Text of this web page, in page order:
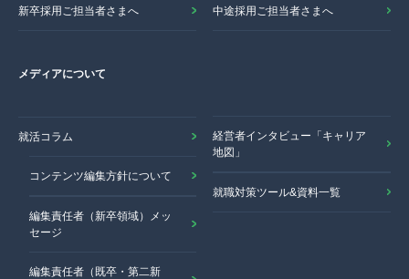
新卒採用ご担当者さまへ 中途採用ご担当者さまへ
メディアについて
就活コラム
コンテンツ編集方針について
編集責任者（新卒領域）メッ
セージ
編集責任者（既卒・第二新
経営者インタビュー「キャリア
地図」
就職対策ツール&資料一覧